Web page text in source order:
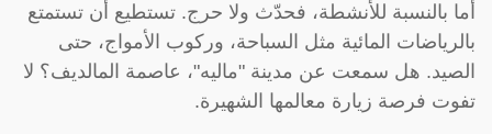
أما بالنسبة للأنشطة، فحدّث ولا حرج. تستطيع أن تستمتع
بالرياضات المائية مثل السباحة، وركوب الأمواج، حتى
الصيد. هل سمعت عن مدينة "ماليه"، عاصمة المالديف؟ لا
تفوت فرصة زيارة معالمها الشهيرة.